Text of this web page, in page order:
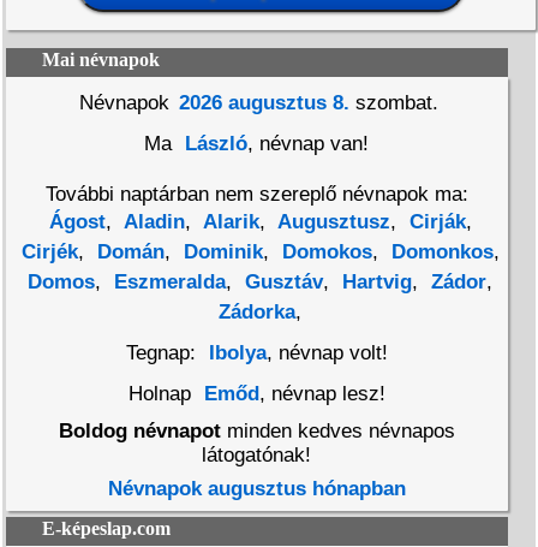
Mai névnapok
Névnapok 2026 augusztus 8. szombat.
Ma
László, névnap van!
További naptárban nem szereplő névnapok ma:
Ágost, Aladin, Alarik, Augusztusz, Cirják,
Cirjék, Domán, Dominik, Domokos, Domonkos,
Domos, Eszmeralda, Gusztáv, Hartvig, Zádor,
Zádorka,
Tegnap:
Ibolya, névnap volt!
Holnap
Emőd , névnap lesz!
Boldog névnapotminden kedves névnapos
látogatónak!
Névnapok augusztus hónapban
E-képeslap.com